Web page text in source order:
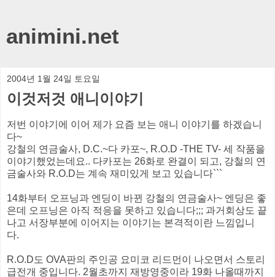
animini.net
2004년 1월 24일 토요일
이것저것 애니이야기
저번 이야기에 이어 제가 요즘 보는 애니 이야기를 하겠습니
다~
강철의 연금술사, D.C.~다 카포~, R.O.D -THE TV- 세 작품을
이야기했었는데요.. 다카포는 26화로 완결이 되고, 강철의 연
금술사와 R.O.D는 계속 재미있게 보고 있습니다```
14화부터 오프닝과 엔딩이 바뀐 강철의 연금술사~ 엔딩은 좋
은데 오프닝은 아직 적응을 못하고 있습니다;;; 과거회상도 끝
나고 서장부분에 이어지는 이야기는 본격적이란 느낌입니
다.
R.O.D도 OVA판의 주인공 요미코 리드먼이 나오면서 스토리
급전개 중입니다. 2월초까지 재방영중이라 19화 나올때까지